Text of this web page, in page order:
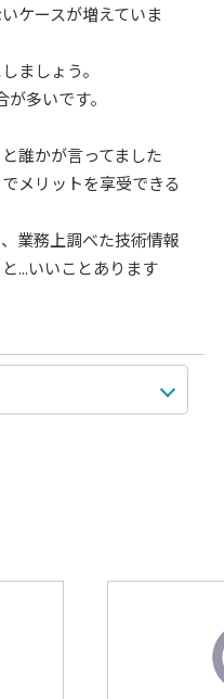
ケースが増えていま
ましょう。
多いです。
誰かが言ってました
メリットを享受できる
業務上調べた技術情報
...いいことあります